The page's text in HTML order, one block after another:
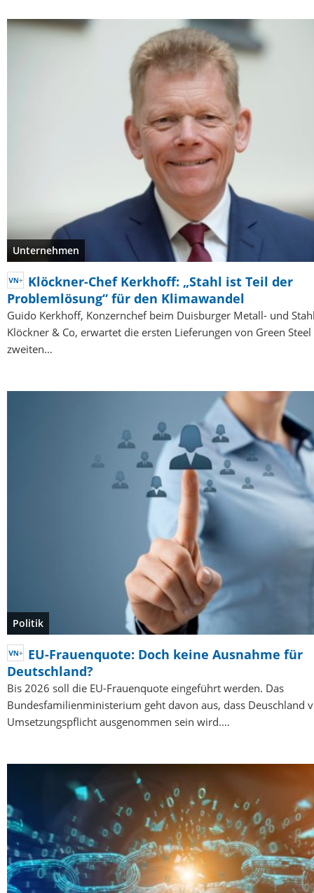
Unternehmen
Klöckner-Chef Kerkhoff: „Stahl ist Teil der
Problemlösung“ für den Klimawandel
Guido Kerkhoff, Konzernchef beim Duisburger Metall- und
Klöckner & Co, erwartet die ersten Lieferungen von Green
zweiten…
Politik
EU-Frauenquote: Doch keine Ausnahme für
Deutschland?
Bis 2026 soll die EU-Frauenquote eingeführt werden. Das
Bundesfamilienministerium geht davon aus, dass Deuschland
Umsetzungspflicht ausgenommen sein wird.…